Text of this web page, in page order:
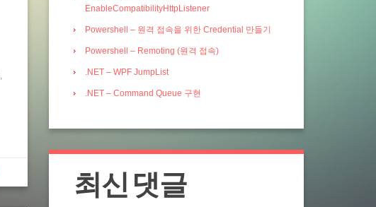
EnableCompatibilityHttpListener
Powershell – 원격 접속을 위한 Credential 만들기
Powershell – Remoting (원격 접속)
.NET – WPF JumpList
.NET – Command Queue 구현
최신 댓글